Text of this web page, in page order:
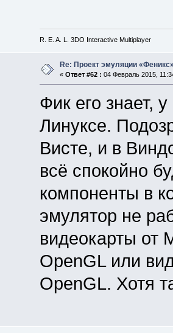
R. E. A. L. 3DO Interactive Multiplayer
Re: Проект эмуляции
« Ответ #62 : 04 Февраль 2015,
Фик его знает,
Линуксе.
Висте, и в
всё спокойно
компоненты в
эмулятор не
видеокарты от
OpenGL или
OpenGL. Хотя